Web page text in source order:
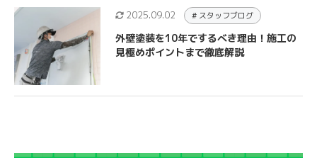
2025.09.02 # スタッフブログ
外壁塗装を10年でするべき理由！施工の
見極めポイントまで徹底解説